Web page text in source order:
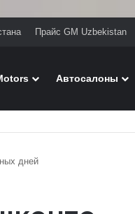
Прайс GM Uzbekistan
Автосалоны
дней